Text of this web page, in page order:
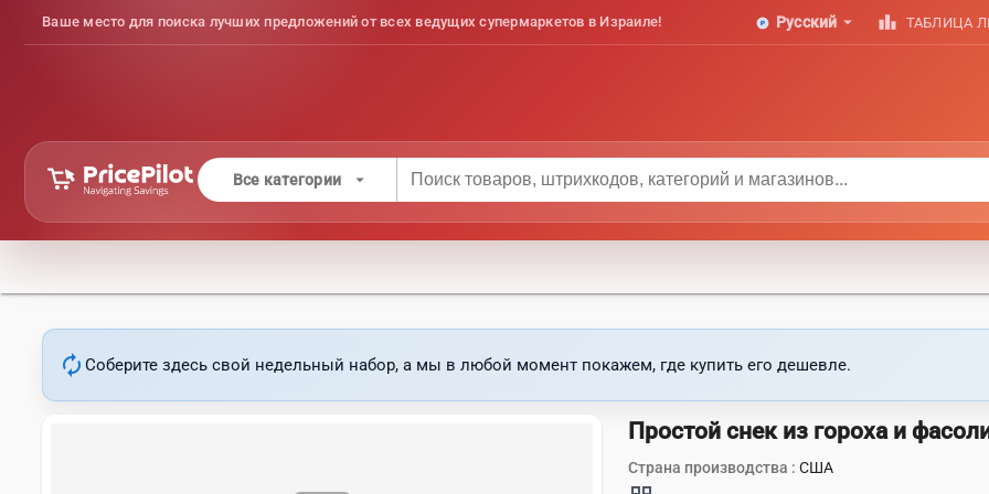
Ваше место для поиска лучших предложений от всех ведущих супермаркетов в Израиле! Русский arrow_drop_down leaderboard ТАБЛИЦА
Все категории arrow_drop_down
autorenew Соберите здесь свой недельный набор, а мы в любой момент покажем, где купить его дешевле.
Простой снек из гороха и
Страна производства :США